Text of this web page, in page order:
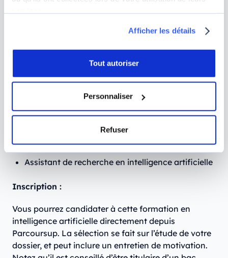
Afficher les détails
Tout autoriser
Personnaliser
Refuser
Gestion de projet
Éthique numérique et transition écologique
À la sortie du programme, vous pourrez exercer
Chargé de projet Big Data
Assistant chef de projet IA
Développeur IA
Assistant de recherche en intelligence artificielle
Inscription :
Vous pourrez candidater à cette formation en
intelligence artificielle directement depuis
Parcoursup. La sélection se fait sur l’étude de votre
dossier, et peut inclure un entretien de motivation.